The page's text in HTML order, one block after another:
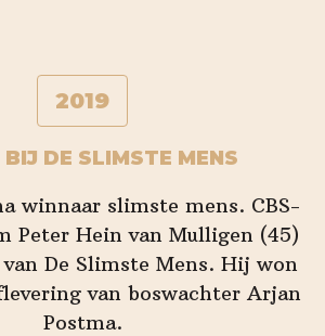
2019
DE SLIMSTE MENS
winnaar slimste mens. CBS-
Peter Hein van Mulligen (45)
De Slimste Mens. Hij won
van boswachter Arjan
Postma.